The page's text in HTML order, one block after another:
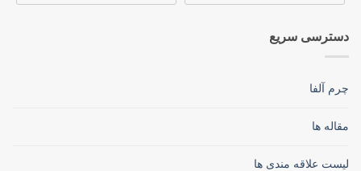
دسترسی سریع
چرم آلفا
مقاله ها
لیست علاقه مندی ها